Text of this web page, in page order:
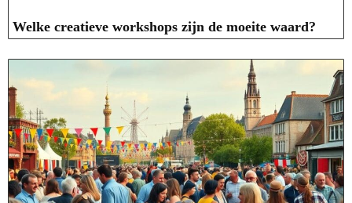
Welke creatieve workshops zijn de moeite waard?